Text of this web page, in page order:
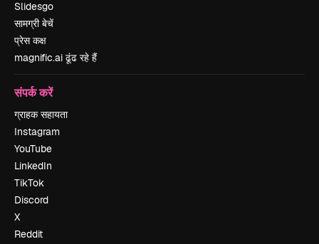
Slidesgo
सामग्री बेचें
प्रेस कक्ष
magnific.ai ढूंढ रहे हैं
संपर्क करें
ग्राहक सहायता
Instagram
YouTube
LinkedIn
TikTok
Discord
X
Reddit